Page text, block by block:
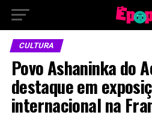
CULTURA
Povo Ashaninka do
destaque em
internacional na